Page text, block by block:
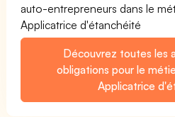
auto-entrepreneurs dans le
Applicatrice d'étanchéité
Découvrez toutes les
obligations pour le
Applicatrice